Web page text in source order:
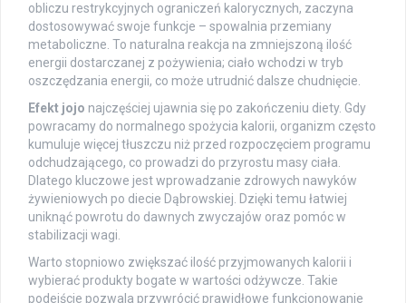
obliczu restrykcyjnych ograniczeń kalorycznych, zaczyna
dostosowywać swoje funkcje – spowalnia przemiany
metaboliczne. To naturalna reakcja na zmniejszoną ilość
energii dostarczanej z pożywienia; ciało wchodzi w tryb
oszczędzania energii, co może utrudnić dalsze chudnięcie.
Efekt jojo najczęściej ujawnia się po zakończeniu diety. Gdy
powracamy do normalnego spożycia kalorii, organizm często
kumuluje więcej tłuszczu niż przed rozpoczęciem programu
odchudzającego, co prowadzi do przyrostu masy ciała.
Dlatego kluczowe jest wprowadzanie zdrowych nawyków
żywieniowych po diecie Dąbrowskiej. Dzięki temu łatwiej
uniknąć powrotu do dawnych zwyczajów oraz pomóc w
stabilizacji wagi.
Warto stopniowo zwiększać ilość przyjmowanych kalorii i
wybierać produkty bogate w wartości odżywcze. Takie
podejście pozwala przywrócić prawidłowe funkcjonowanie